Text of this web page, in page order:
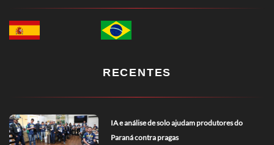
RECENTES
IA e análise de solo ajudam produtores do
Paraná contra pragas